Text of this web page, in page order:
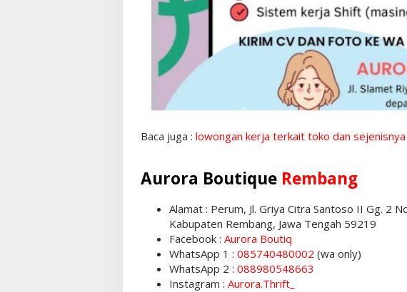
Baca juga : lowongan kerja terkait toko dan sejenisnya
Aurora Boutique Rembang
Alamat : Perum, Jl. Griya Citra Santoso II Gg. 2
Kabupaten Rembang, Jawa Tengah 59219
Facebook : Aurora Boutiq
WhatsApp 1 : 085740480002 (wa only)
WhatsApp 2 : 088980548663
Instagram : Aurora.Thrift_